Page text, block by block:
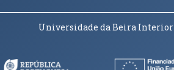
Universidade da Beira Interior
janela) (abre em nova janela)